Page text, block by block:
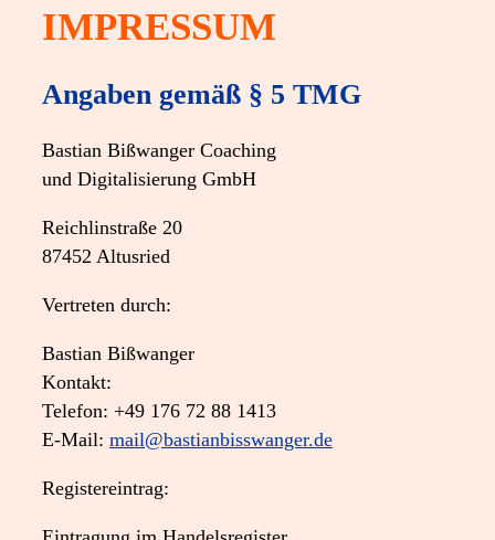
IMPRESSUM
Angaben gemäß § 5 TMG
Bastian Bißwanger Coaching
und Digitalisierung GmbH
Reichlinstraße 20
87452 Altusried
Vertreten durch:
Bastian Bißwanger
Kontakt:
Telefon: +49 176 72 88 1413
E-Mail: mail@bastianbisswanger.de
Registereintrag: